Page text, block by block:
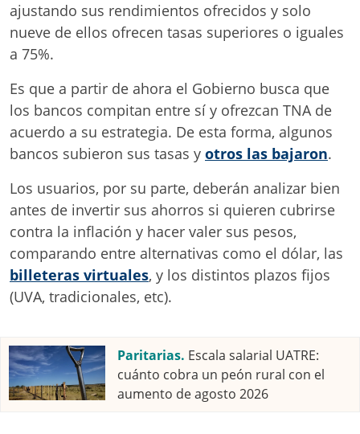
ajustando sus rendimientos ofrecidos y solo
nueve de ellos ofrecen tasas superiores o iguales
a 75%.
Es que a partir de ahora el Gobierno busca que
los bancos compitan entre sí y ofrezcan TNA de
acuerdo a su estrategia. De esta forma, algunos
bancos subieron sus tasas y otros las bajaron.
Los usuarios, por su parte, deberán analizar bien
antes de invertir sus ahorros si quieren cubrirse
contra la inflación y hacer valer sus pesos,
comparando entre alternativas como el dólar, las
billeteras virtuales, y los distintos plazos fijos
(UVA, tradicionales, etc).
Paritarias. Escala salarial UATRE:
cuánto cobra un peón rural con el
aumento de agosto 2026